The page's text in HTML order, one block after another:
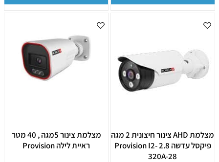
מצלמת AHD צינור חיצונית 2 מגה
פיקסל עדשה 2.8 Provision I2-
320A-28
מצלמת צינור 5מגה , 40 מטר
ראיית לילה Provision